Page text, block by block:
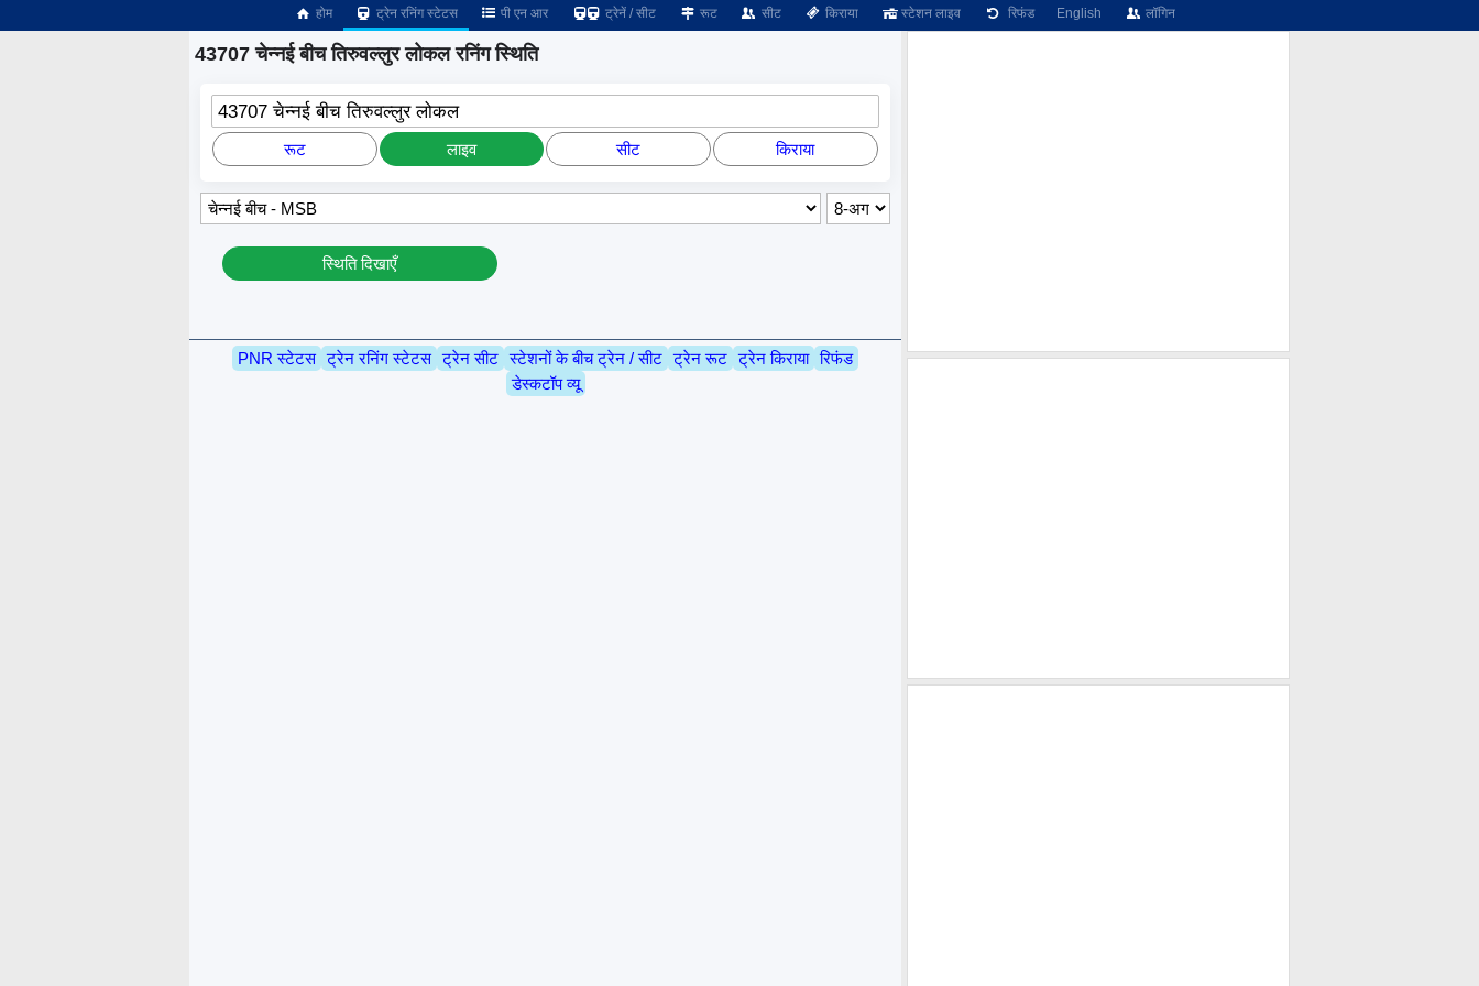
होम ट्रेन रनिंग स्टेटस पी एन आर ट्रेनें / सीट रूट सीट किराया स्टेशन लाइव रिफंड English लॉगिन
43707 चेन्नई बीच तिरुवल्लुर लोकल रनिंग स्थिति
43707 चेन्नई बीच तिरुवल्लुर लोकल
रूट लाइव सीट किराया
स्थिति दिखाएँ
PNR स्टेटस ट्रेन रनिंग स्टेटस ट्रेन सीट स्टेशनों के बीच ट्रेन / सीट ट्रेन रूट ट्रेन किराया रिफंड
डेस्कटॉप व्यू